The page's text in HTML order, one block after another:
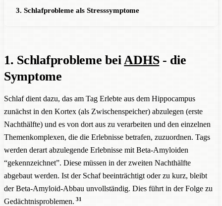
3. Schlafprobleme als Stresssymptome
1. Schlafprobleme beiADHS- die
Symptome
Schlaf dient dazu, das am Tag Erlebte aus dem Hippocampus
zunächst in den Kortex (als Zwischenspeicher) abzulegen (erste
Nachthälfte) und es von dort aus zu verarbeiten und den einzelnen
Themenkomplexen, die die Erlebnisse betrafen, zuzuordnen. Tags
werden derart abzulegende Erlebnisse mit Beta-Amyloiden
“gekennzeichnet”. Diese müssen in der zweiten Nachthälfte
abgebaut werden. Ist der Schaf beeinträchtigt oder zu kurz, bleibt
der Beta-Amyloid-Abbau unvollständig. Dies führt in der Folge zu
Gedächtnisproblemen. 31